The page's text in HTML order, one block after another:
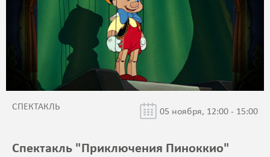
СПЕКТАКЛЬ 05 ноября, 12:00 - 15:00
Спектакль "Приключения Пиноккио"